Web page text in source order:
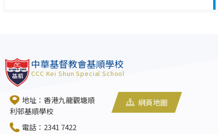
中華基督教會基順學校
CCC Kei Shun Special School
地址：香港九龍觀塘順
利邨基順學校
電話：2341 7422
網頁地圖